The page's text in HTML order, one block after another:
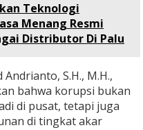
Teknologi
Menang Resmi
Distributor Di Palu
S.H., M.H.,
bahwa korupsi bukan
di pusat, tetapi juga
di tingkat akar